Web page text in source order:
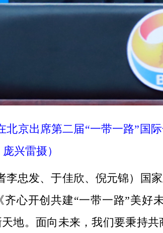
出席第二届“一带一路”国
兴雷摄）
忠发、于佳欣、倪元锦）国家
心开创共建“一带一路”美
地。面向未来，我们要秉持